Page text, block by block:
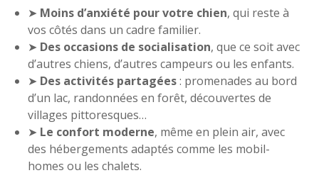
➤ Moins d’anxiété pour votre chien, qui reste à
vos côtés dans un cadre familier.
➤ Des occasions de socialisation, que ce soit avec
d’autres chiens, d’autres campeurs ou les enfants.
➤ Des activités partagées: promenades au bord
d’un lac, randonnées en forêt, découvertes de
villages pittoresques…
➤ Le confort moderne, même en plein air, avec
des hébergements adaptés comme les mobil-
homes ou les chalets.